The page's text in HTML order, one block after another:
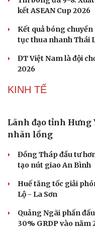
THỂ THAO
Trương Vinh Hiển
kết Ho Chi Minh City
Kết quả bóng đá Việt
hạng ba
Tin bóng đá 9-8: Xuất
kết ASEAN Cup 2026